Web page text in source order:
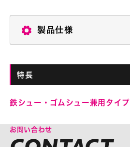
製品仕様
特長
鉄シュー・ゴムシュー兼用タイプ
お問い合わせ